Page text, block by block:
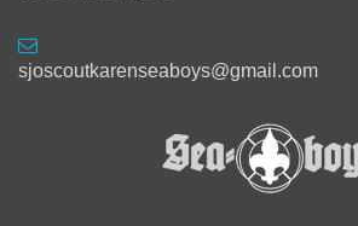
sjoscoutkarenseaboys@gmail.com